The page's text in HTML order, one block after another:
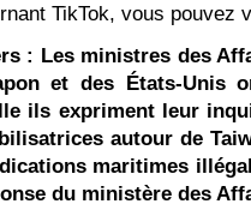
TikTok, vous pouvez
: Les ministres des
et des États-Unis
ils expriment leur
autour de
maritimes
du ministère des